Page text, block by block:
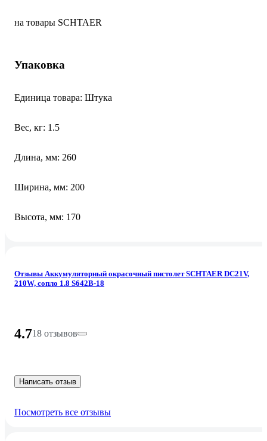
на товары SCHTAER
Упаковка
Единица товара: Штука
Вес, кг: 1.5
Длина, мм: 260
Ширина, мм: 200
Высота, мм: 170
Отзывы Аккумуляторный окрасочный пистолет SCHTAER DC21V,
210W, сопло 1.8 S642B-18
4.718 отзывов
Написать отзыв
Посмотреть все отзывы